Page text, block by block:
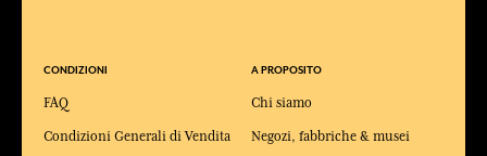
CONDIZIONI
FAQ
Condizioni Generali di Vendita
A PROPOSITO
Chi siamo
Negozi, fabbriche & musei